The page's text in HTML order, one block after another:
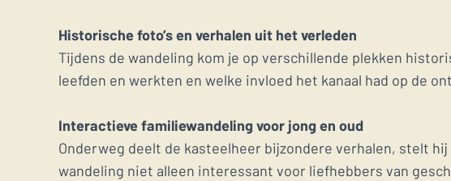
Historische foto’s en verhalen uit het verleden
Tijdens de wandeling kom je op verschillende plekken
leefden en werkten en welke invloed het kanaal had op de
Interactieve familiewandeling voor jong en oud
Onderweg deelt de kasteelheer bijzondere verhalen, stelt
wandeling niet alleen interessant voor liefhebbers van